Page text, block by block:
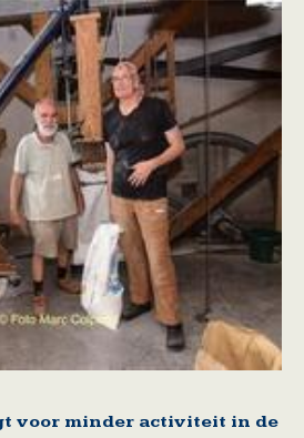
voor minder activiteit in de